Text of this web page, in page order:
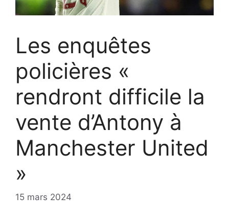
Les enquêtes
policières «
rendront difficile la
vente d’Antony à
Manchester United
»
15 mars 2024